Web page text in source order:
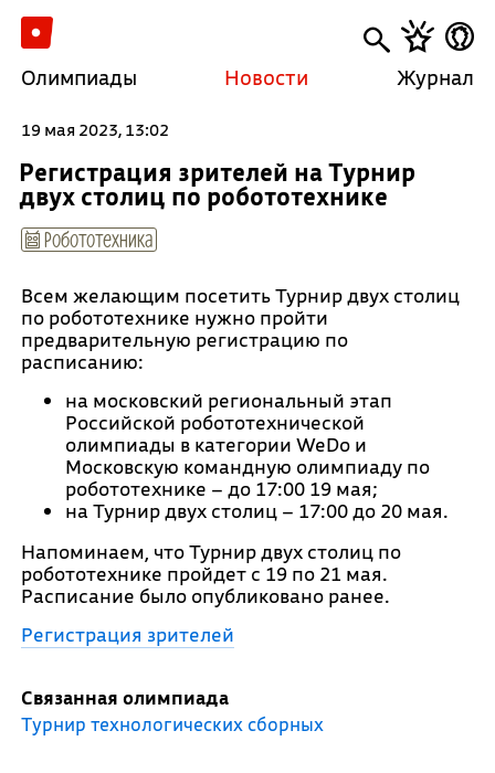
Олимпиады Новости Журнал
19 мая 2023, 13:02
Регистрация зрителей на Турнир
двух столиц по робототехнике
Робототехника
Всем желающим посетить Турнир двух столиц
по робототехнике нужно пройти
предварительную регистрацию по
расписанию:
на московский региональный этап
Российской робототехнической
олимпиады в категории WeDo и
Московскую командную олимпиаду по
робототехнике – до 17:00 19 мая;
на Турнир двух столиц – 17:00 до 20 мая.
Напоминаем, что Турнир двух столиц по
робототехнике пройдет с 19 по 21 мая.
Расписание было опубликовано ранее.
Регистрация зрителей
Связанная олимпиада
Турнир технологических сборных